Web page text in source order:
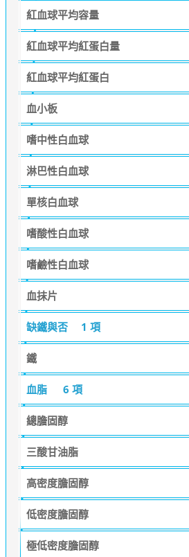
紅血球平均容量
紅血球平均紅蛋白量
紅血球平均紅蛋白
血小板
嗜中性白血球
淋巴性白血球
單核白血球
嗜酸性白血球
嗜鹼性白血球
血抹片
缺鐵與否 1 項
鐵
血脂 6 項
總膽固醇
三酸甘油脂
高密度膽固醇
低密度膽固醇
極低密度膽固醇